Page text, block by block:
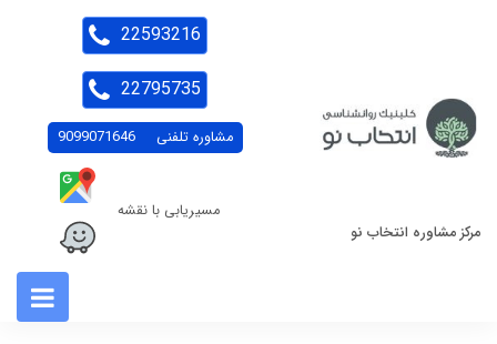
مرکز مشاوره انتخاب نو
مشاوره تلفنی 9099071646
مسیریابی با نقشه
22593216
22795735